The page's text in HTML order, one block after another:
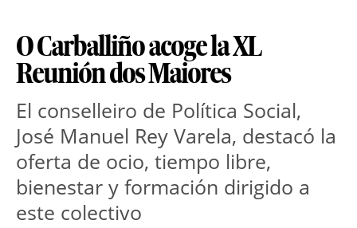
O Carballiño acoge la XL
Reunión dos Maiores
El conselleiro de Política Social,
José Manuel Rey Varela, destacó la
oferta de ocio, tiempo libre,
bienestar y formación dirigido a
este colectivo